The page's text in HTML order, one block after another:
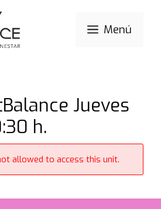
Menú
Jueves
h.
allowed to access this unit.